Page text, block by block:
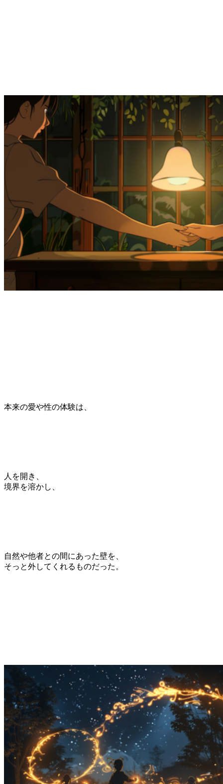
本来の愛や性の体験は、
人を開き、
境界を溶かし、
自然や他者との間にあった壁を、
そっと外してくれるものだった。